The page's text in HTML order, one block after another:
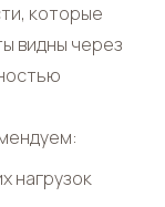
которые
видны через
нагрузок